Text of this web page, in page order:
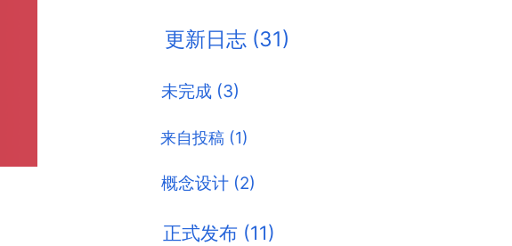
更新日志(31)
未完成 (3)
来自投稿 (1)
概念设计(2)
正式发布 (11)